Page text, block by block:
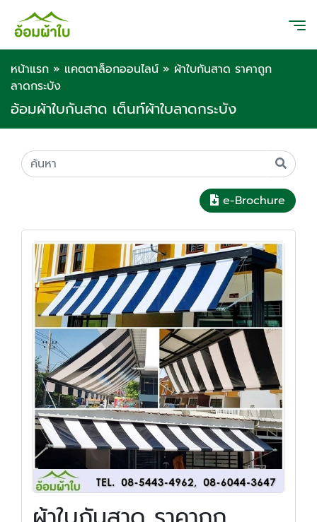
หน้าแรก » แคตตาล็อกออนไลน์ » ผ้าใบกันสาด ราคาถูก
ลาดกระบัง
อ้อมผ้าใบกันสาด เต็นท์ผ้าใบลาดกระบัง
e-Brochure